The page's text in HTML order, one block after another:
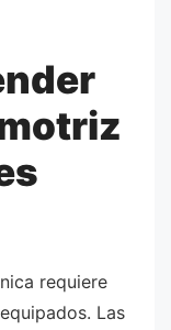
requiere
Las